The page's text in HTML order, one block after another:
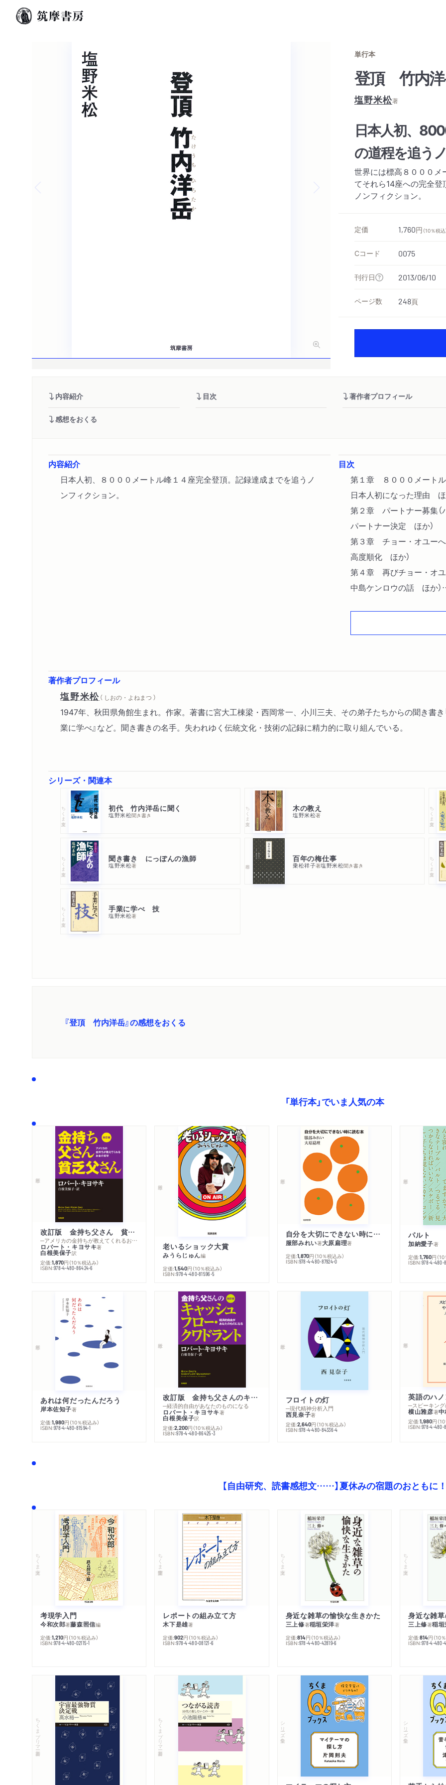
単行本
登頂 竹内
塩野米松著
日本人初、
の道程を追う
世界には標高８０００メ
てそれら14座への完全
ノンフィクション。
定価 1,760円 （10％税込
Cコード 0075
刊行日 2013/06/10
ページ数 248頁
内容紹介 目次 著作者プロフィール
感想をおくる
内容紹介
日本人初、８０００メートル峰１４座完全登頂。記録達成までを追うノ
ンフィクション。
目次
第１章 ８０００メートル
日本人初になった理由 ほ
第２章 パートナー募集（
パートナー決定 ほか）
第３章 チョー・オユーへ
高度順化 ほか）
第４章 再びチョー・オユ
中島ケンロウの話 ほか）
著作者プロフィール
塩野米松（ しおの・よねまつ ）
1947年、秋田県角館生まれ。作家。著書に宮大工棟梁・西岡常一、小川三夫、その弟子たちからの聞き書き
業に学べ』など。聞き書きの名手。失われゆく伝統文化・技術の記録に精力的に取り組んでいる。
シリーズ・関連本
ちくま文庫 初代 竹内洋岳に聞く
塩野米松聞き書き ちくま文庫 木の教え
塩野米松著 ちくま文庫
ちくま文庫 聞き書き にっぽんの漁師
塩野米松著
百年の梅仕事
乗松祥子著塩野米松聞き書き ちくま文庫
ちくま文庫 手業に学べ 技
塩野米松著
『登頂 竹内洋岳』の感想をおくる
「単行本」でいま人気の本
改訂版 金持ち父さん 貧乏父さん
─アメリカの金持ちが教えてくれるお金の哲学
ロバート・キヨサキ著
白根美保子訳
定価:1,870円 （10％税込み）
ISBN:978-4-480-86424-6
老いるショック大賞
みうらじゅん編
定価:1,540円 （10％税込み）
ISBN:978-4-480-81596-5
自分を大切にできない時に読む本
服部みれい著大原扁理著
定価:1,870円 （10％税込み）
ISBN:978-4-480-87924-0
パルト
加納愛子著
定価:1,760円 （
ISBN:978-4-480-
あれは何だったんだろう
岸本佐知子著
定価:1,980円 （10％税込み）
ISBN:978-4-480-81594-1
改訂版 金持ち父さんのキャッシュフロー・クワドラント
─経済的自由があなたのものになる
ロバート・キヨサキ著
白根美保子訳
定価:2,200円 （10％税込み）
ISBN:978-4-480-86425-3
フロイトの灯
─現代精神分析入門
西見奈子著
定価:2,640円 （10％税込み）
ISBN:978-4-480-84336-4
英語のハ
横山雅彦著
定価:1,980円 （
ISBN:978-4-480-
【自由研究、読書感想文……】夏休みの宿題のおともに！
ちくま文庫
考現学入門
今和次郎著藤森照信編
定価:1,210円 （10％税込み）
ISBN:978-4-480-02115-1
ちくま学芸文庫
レポートの組み立て方
木下是雄著
定価:902円 （10％税込み）
ISBN:978-4-480-08121-6
ちくま文庫
身近な雑草の愉快な生きかた
三上修著稲垣栄洋著
定価:814円 （10％税込み）
ISBN:978-4-480-42819-6
ちくま文庫
身近な雑
三上修著稲
定価:814円 （10
ISBN:978-4-480-
ちくまプリマー新書 ちくまプリマー新書 シリーズ・全集 シリーズ・全集